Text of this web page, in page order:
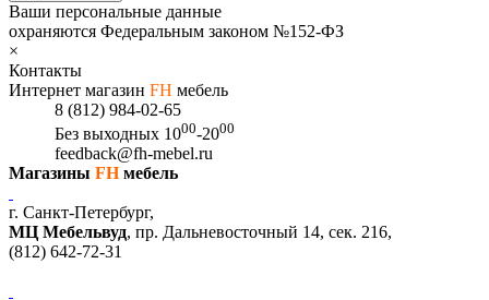
Ваши персональные данные
охраняются Федеральным законом №152-ФЗ
×
Контакты
Интернет магазин FH мебель
8 (812) 984-02-65
Без выходных 1000-2000
feedback@fh-mebel.ru
Магазины FHмебель
г. Санкт-Петербург,
МЦ Мебельвуд, пр. Дальневосточный 14, сек. 216,
(812) 642-72-31